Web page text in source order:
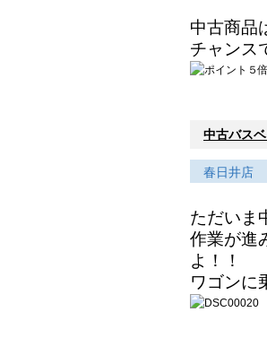
中古商品
チャンス
中古バス
春日井店
ただいま
作業が進
よ！！
ワゴンに